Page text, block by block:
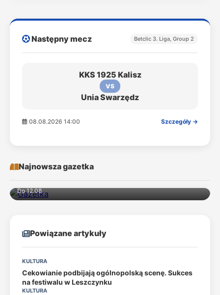
Następny mecz Betclic 3. Liga, Group 2
KKS 1925 Kalisz
VS
Unia Swarzędz
08.08.2026 14:00 Szczegóły →
Najnowsza gazetka
Do 12.08
Powiązane artykuły
KULTURA
Cekowianie podbijają ogólnopolską scenę. Sukces
na festiwalu w Leszczynku
KULTURA